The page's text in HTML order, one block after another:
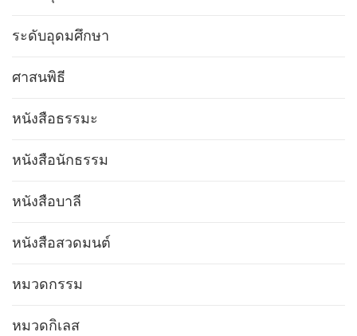
ระดับอุดมศึกษา
ศาสนพิธี
หนังสือธรรมะ
หนังสือนักธรรม
หนังสือบาลี
หนังสือสวดมนต์
หมวดกรรม
หมวดกิเลส